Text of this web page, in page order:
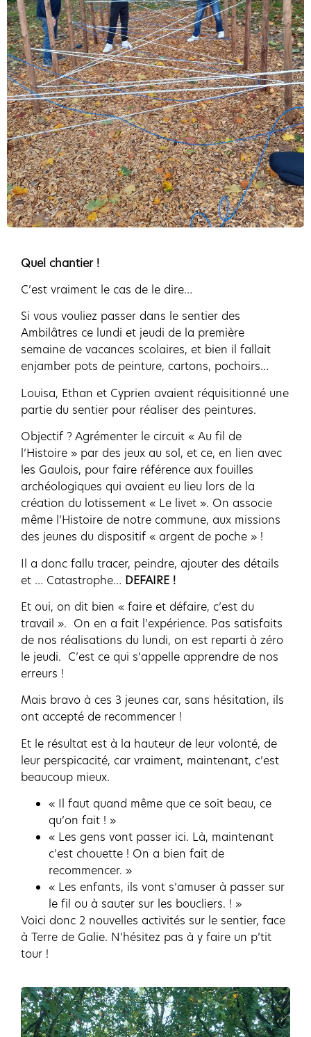
Quel chantier !
C’est vraiment le cas de le dire…
Si vous vouliez passer dans le sentier des
Ambilâtres ce lundi et jeudi de la première
semaine de vacances scolaires, et bien il fallait
enjamber pots de peinture, cartons, pochoirs…
Louisa, Ethan et Cyprien avaient réquisitionné une
partie du sentier pour réaliser des peintures.
Objectif ? Agrémenter le circuit « Au fil de
l’Histoire » par des jeux au sol, et ce, en lien avec
les Gaulois, pour faire référence aux fouilles
archéologiques qui avaient eu lieu lors de la
création du lotissement « Le livet ». On associe
même l’Histoire de notre commune, aux missions
des jeunes du dispositif « argent de poche » !
Il a donc fallu tracer, peindre, ajouter des détails
et … Catastrophe… DEFAIRE !
Et oui, on dit bien « faire et défaire, c’est du
travail ». On en a fait l’expérience. Pas satisfaits
de nos réalisations du lundi, on est reparti à zéro
le jeudi. C’est ce qui s’appelle apprendre de nos
erreurs !
Mais bravo à ces 3 jeunes car, sans hésitation, ils
ont accepté de recommencer !
Et le résultat est à la hauteur de leur volonté, de
leur perspicacité, car vraiment, maintenant, c’est
beaucoup mieux.
« Il faut quand même que ce soit beau, ce
qu’on fait ! »
« Les gens vont passer ici. Là, maintenant
c’est chouette ! On a bien fait de
recommencer. »
« Les enfants, ils vont s’amuser à passer sur
le fil ou à sauter sur les boucliers. ! »
Voici donc 2 nouvelles activités sur le sentier, face
à Terre de Galie. N’hésitez pas à y faire un p’tit
tour !